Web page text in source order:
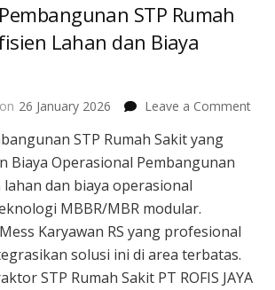
STP Rumah
Lahan dan Biaya
on 26 January 2026 Leave a Commenton
STP Rumah Sakit yang
Biaya Operasional Pembangunan
lahan dan biaya operasional
MBBR/MBR modular.
Karyawan RS yang profesional
solusi ini di area terbatas.
STP Rumah Sakit PT ROFIS JAYA